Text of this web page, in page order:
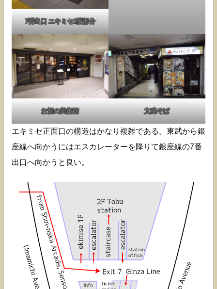
7番出口 エキミセ1階部分
お酒の美術館 文殊そば
エキミセ正面口の構造はかなり複雑である。東武から銀
座線へ向かうにはエスカレーターを降りて銀座線の7番
出口へ向かうと良い。